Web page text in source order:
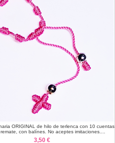
ORIGINAL de hilo de terlenca con 10 cuentas
con balínes. No aceptes imitaciones....
3,50 €